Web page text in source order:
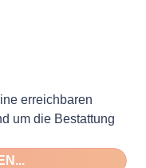
erreichbaren
um die Bestattung